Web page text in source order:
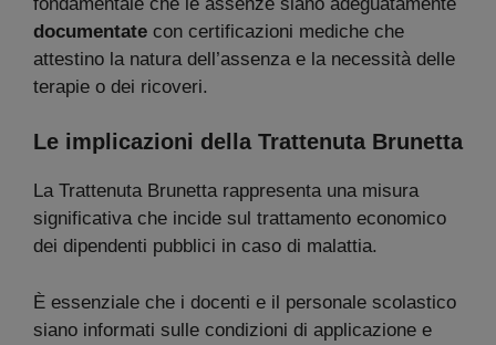
documentate con certificazioni mediche che
attestino la natura dell’assenza e la necessità delle
terapie o dei ricoveri.
Le implicazioni della Trattenuta Brunetta
La Trattenuta Brunetta rappresenta una misura
significativa che incide sul trattamento economico
dei dipendenti pubblici in caso di malattia.
È essenziale che i docenti e il personale scolastico
siano informati sulle condizioni di applicazione e